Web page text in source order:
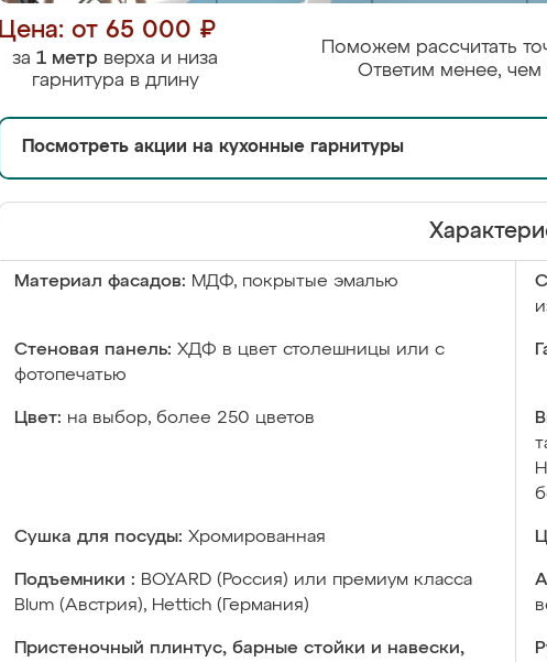
Цена: от 65 000 ₽
за 1 метр верха и низа
гарнитура в длину
Поможем рассчитать
Ответим менее, чем
Посмотреть акции на кухонные гарнитуры
Материал фасадов: МДФ, покрытые эмалью
Стеновая панель: ХДФ в цвет столешницы или с
фотопечатью
Цвет: на выбор, более 250 цветов
Сушка для посуды: Хромированная
Подъемники : BOYARD (Россия) или премиум класса
Blum (Австрия), Hettich (Германия)
Пристеночный плинтус, барные стойки и навески,